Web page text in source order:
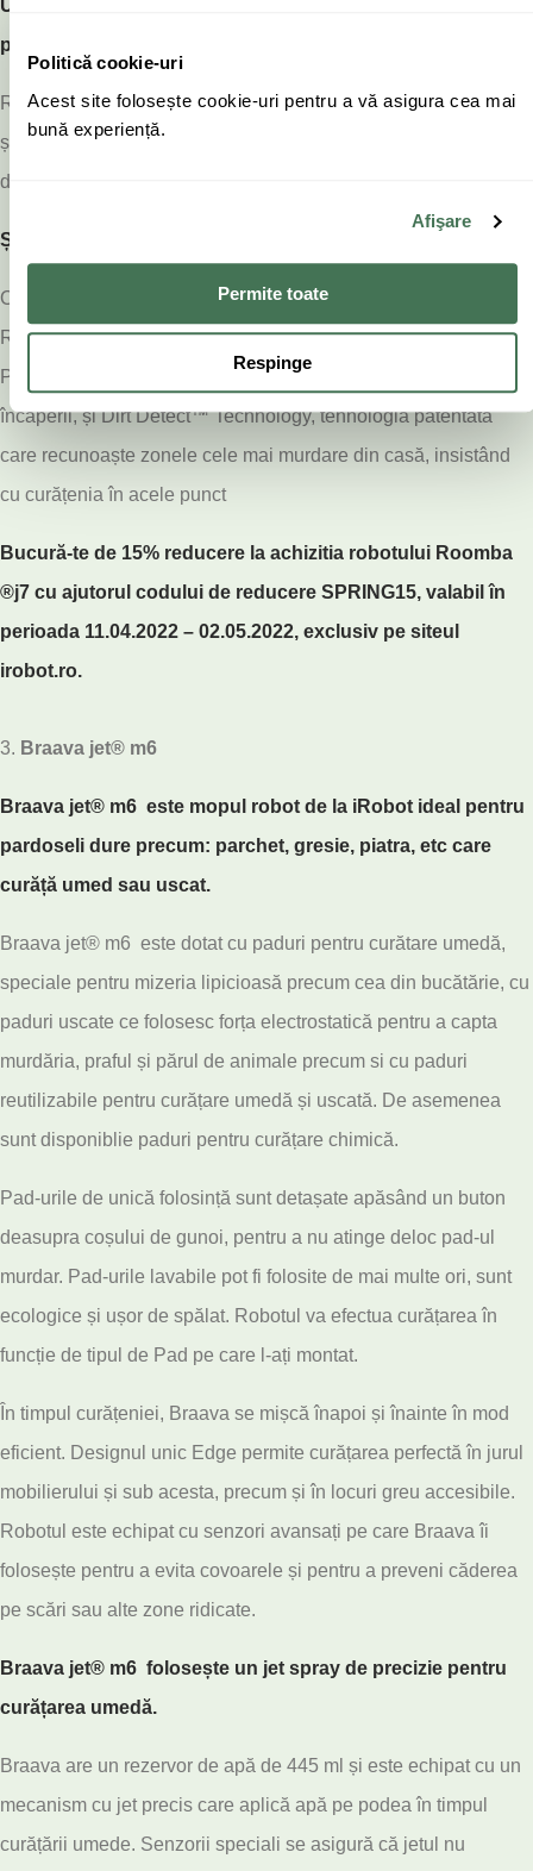
Politică cookie-uri
Acest site folosește cookie-uri pentru a vă asigura cea mai
bună experiență.
Afişare
Permite toate
Respinge
Un astfel de aspirator este de un real ajutor pentru
posesorii de animale de companie.
Robotul evită surprizele neplăcute ale animalelor de companie
și nu le întinde pe podea. Chiar are recomandări personalizate
de curățenie în perioada de năpârlire a animalelor.
Știe să insiste în acele puncte mai murdare din casă
Odată ce folosești iRobot, nu vei vrea să mai încerci și altceva.
Roomba j7 folosește tehnologii patentate iRobot:
PrecisionVision Navigation, sistemul de navigare inteligent al
încăperii, și Dirt Detect™ Technology, tehnologia patentată
care recunoaște zonele cele mai murdare din casă, insistând
cu curățenia în acele punct
Bucură-te de 15% reducere la achizitia robotului Roomba
®j7 cu ajutorul codului de reducere SPRING15, valabil în
perioada 11.04.2022 – 02.05.2022, exclusiv pe siteul
irobot.ro.
Braava jet® m6
Braava jet® m6 este mopul robot de la iRobot ideal pentru
pardoseli dure precum: parchet, gresie, piatra, etc care
curăță umed sau uscat.
Braava jet® m6 este dotat cu paduri pentru curătare umedă,
speciale pentru mizeria lipicioasă precum cea din bucătărie, cu
paduri uscate ce folosesc forța electrostatică pentru a capta
murdăria, praful și părul de animale precum si cu paduri
reutilizabile pentru curățare umedă și uscată. De asemenea
sunt disponiblie paduri pentru curățare chimică.
Pad-urile de unică folosință sunt detașate apăsând un buton
deasupra coșului de gunoi, pentru a nu atinge deloc pad-ul
murdar. Pad-urile lavabile pot fi folosite de mai multe ori, sunt
ecologice și ușor de spălat. Robotul va efectua curățarea în
funcție de tipul de Pad pe care l-ați montat.
În timpul curățeniei, Braava se mișcă înapoi și înainte în mod
eficient. Designul unic Edge permite curățarea perfectă în jurul
mobilierului și sub acesta, precum și în locuri greu accesibile.
Robotul este echipat cu senzori avansați pe care Braava îi
folosește pentru a evita covoarele și pentru a preveni căderea
pe scări sau alte zone ridicate.
Braava jet® m6 folosește un jet spray de precizie pentru
curățarea umedă.
Braava are un rezervor de apă de 445 ml și este echipat cu un
mecanism cu jet precis care aplică apă pe podea în timpul
curățării umede. Senzorii speciali se asigură că jetul nu